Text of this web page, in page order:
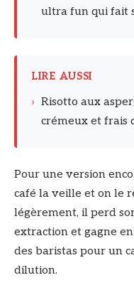
ultra fun qui fait
LIRE AUSSI
› Risotto aux
crémeux et frais
Pour une version
café la veille et on le
légèrement, il perd
extraction et gagne
des baristas pour un
dilution.